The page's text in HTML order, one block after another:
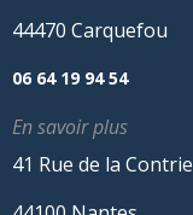
44470 Carquefou
06 64 19 94 54
En savoir plus
41 Rue de la Contrie